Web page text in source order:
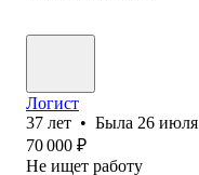
Логист
37 лет • Была 26 июля
70 000 ₽
Не ищет работу